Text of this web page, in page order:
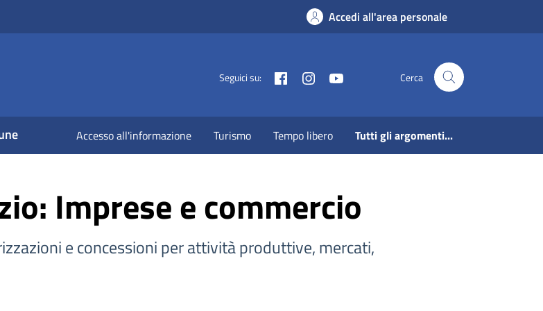
Accedi all'area personale
Seguici su: FacebookInstagram Cerca
Accesso all'informazione Turismo Tempo libero Tutti gli argomenti...
Imprese e commercio
e concessioni per attività produttive, mercati,